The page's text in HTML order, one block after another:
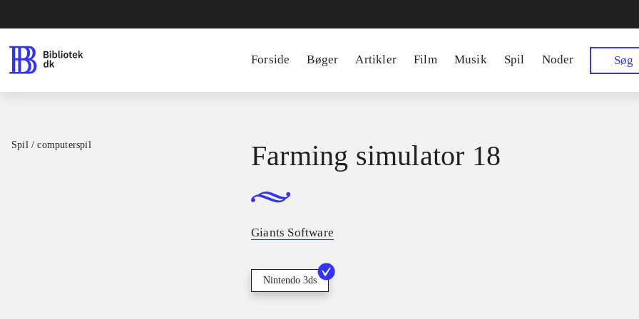
Forside Bøger Artikler Film Musik Spil Noder Søg
Spil / computerspil Farming simulator 18
Giants Software
Nintendo 3ds